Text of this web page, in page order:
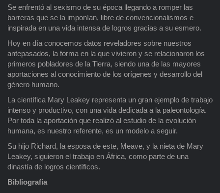
Se enfrentó al sexismo de su época llegando a romper las
barreras que se la imponían, libre de convencionalismos e
inspirada en una vida intensa de logros gracias a su esmero.
Hoy en día conocemos datos reveladores sobre nuestros
antepasados, la forma en la que vivieron y se relacionaron los
primeros pobladores de la Tierra, siendo una de las mayores
aportaciones al conocimiento de los orígenes y desarrollo del
género humano.
La científica Mary Leakey representa un gran ejemplo de trabajo
intenso y productivo, con una vida dedicada a la paleontología.
Por toda la aportación que realizó al estudio de la evolución
humana, es nuestro referente, es un modelo a seguir.
Su hijo Richard, la esposa de este, Meave, y la nieta de Mary
Leakey, siguieron el trabajo en África, como parte de una
dinastía de logros científicos.
Bibliografía